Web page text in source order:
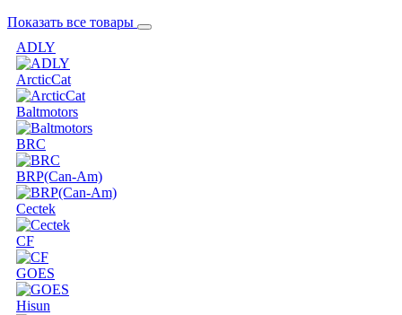
Показать все товары
ADLY
ArcticCat
Baltmotors
BRC
BRP(Can-Am)
Cectek
CF
GOES
Hisun